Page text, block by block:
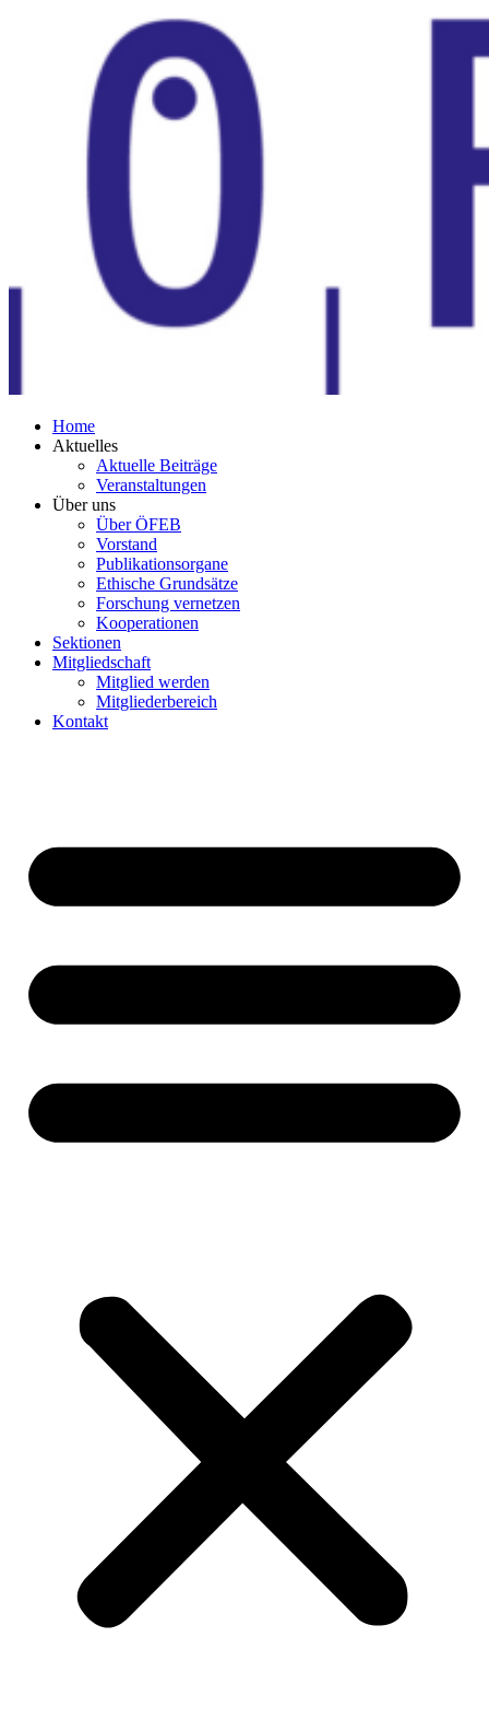
Home
Aktuelles
Aktuelle Beiträge
Veranstaltungen
Über uns
Über ÖFEB
Vorstand
Publikationsorgane
Ethische Grundsätze
Forschung vernetzen
Kooperationen
Sektionen
Mitgliedschaft
Mitglied werden
Mitgliederbereich
Kontakt